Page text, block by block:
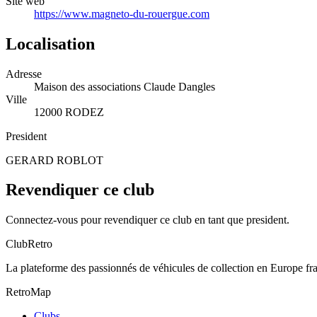
https://www.magneto-du-rouergue.com
Localisation
Adresse
Maison des associations Claude Dangles
Ville
12000 RODEZ
President
GERARD ROBLOT
Revendiquer ce club
Connectez-vous pour revendiquer ce club en tant que president.
ClubRetro
La plateforme des passionnés de véhicules de collection en Europe
RetroMap